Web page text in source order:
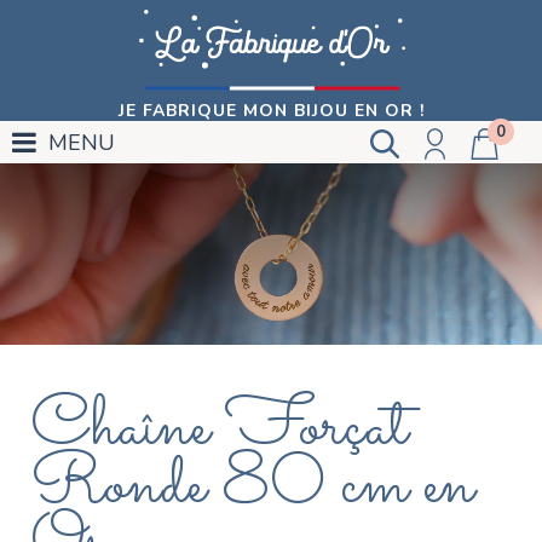
JE FABRIQUE MON BIJOU EN OR !
0
MENU
Chaîne Forçat
Ronde 80 cm en